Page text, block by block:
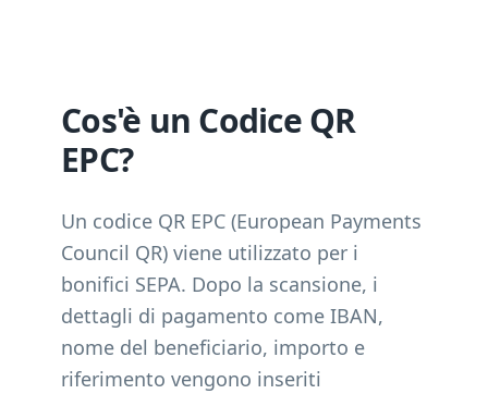
Cos'è un Codice QR
EPC?
Un codice QR EPC (European Payments
Council QR) viene utilizzato per i
bonifici SEPA. Dopo la scansione, i
dettagli di pagamento come IBAN,
nome del beneficiario, importo e
riferimento vengono inseriti